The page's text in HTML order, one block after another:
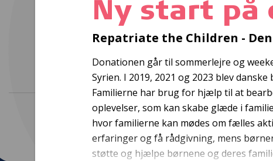
Ny start
Repatriate the Children -
Donationen går til sommerlejre og
Syrien. I 2019, 2021 og 2023 blev
Familierne har brug for hjælp til at
oplevelser, som kan skabe glæde i
hvor familierne kan mødes om fælles
erfaringer og få rådgivning, mens
støtte og hjælpe børnene og deres